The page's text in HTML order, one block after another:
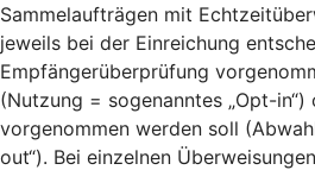
Sammelaufträgen mit
jeweils bei der Einreichung
Empfängerüberprüfung
(Nutzung = sogenanntes „Opt-in“)
vorgenommen werden soll
out“). Bei einzelnen